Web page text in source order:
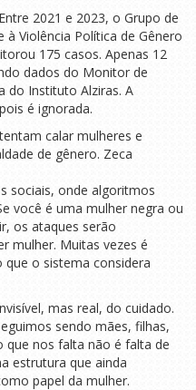
2021 e 2023, o Grupo de
Violência Política de Gênero
175 casos. Apenas 12
dados do Monitor de
do Instituto Alziras. A
é ignorada.
calar mulheres e
de gênero. Zeca
sociais, onde algoritmos
você é uma mulher negra ou
os ataques serão
mulher. Muitas vezes é
que o sistema considera
mas real, do cuidado.
sendo mães, filhas,
que nos falta não é falta de
estrutura que ainda
papel da mulher.